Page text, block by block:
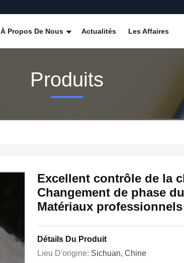
À Propos De Nous Actualités Les Affaires
Produits
Excellent contrôle de la
Changement de phase
Matériaux professionnels
Détails Du Produit
Lieu D'origine: Sichuan, Chine